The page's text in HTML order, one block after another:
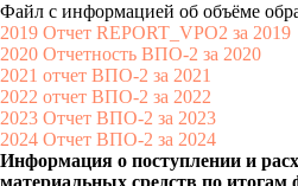
Файл с информацией об объёме
2019 Отчет REPORT_VPO2 за 2019
2020 Отчетность ВПО-2 за 2020
2021 отчет ВПО-2 за 2021
2022 отчет ВПО-2 за 2022
2023 Отчет ВПО-2 за 2023
2024 Отчет ВПО-2 за 2024
Информация о поступлении и
материальных средств по итогам